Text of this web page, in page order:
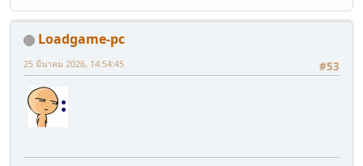
Loadgame-pc
#53
25 มีนาคม 2026, 14:54:45